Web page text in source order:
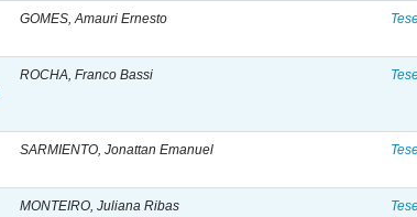
GOMES, Amauri Ernesto
ROCHA, Franco Bassi
SARMIENTO, Jonattan Emanuel
MONTEIRO, Juliana Ribas